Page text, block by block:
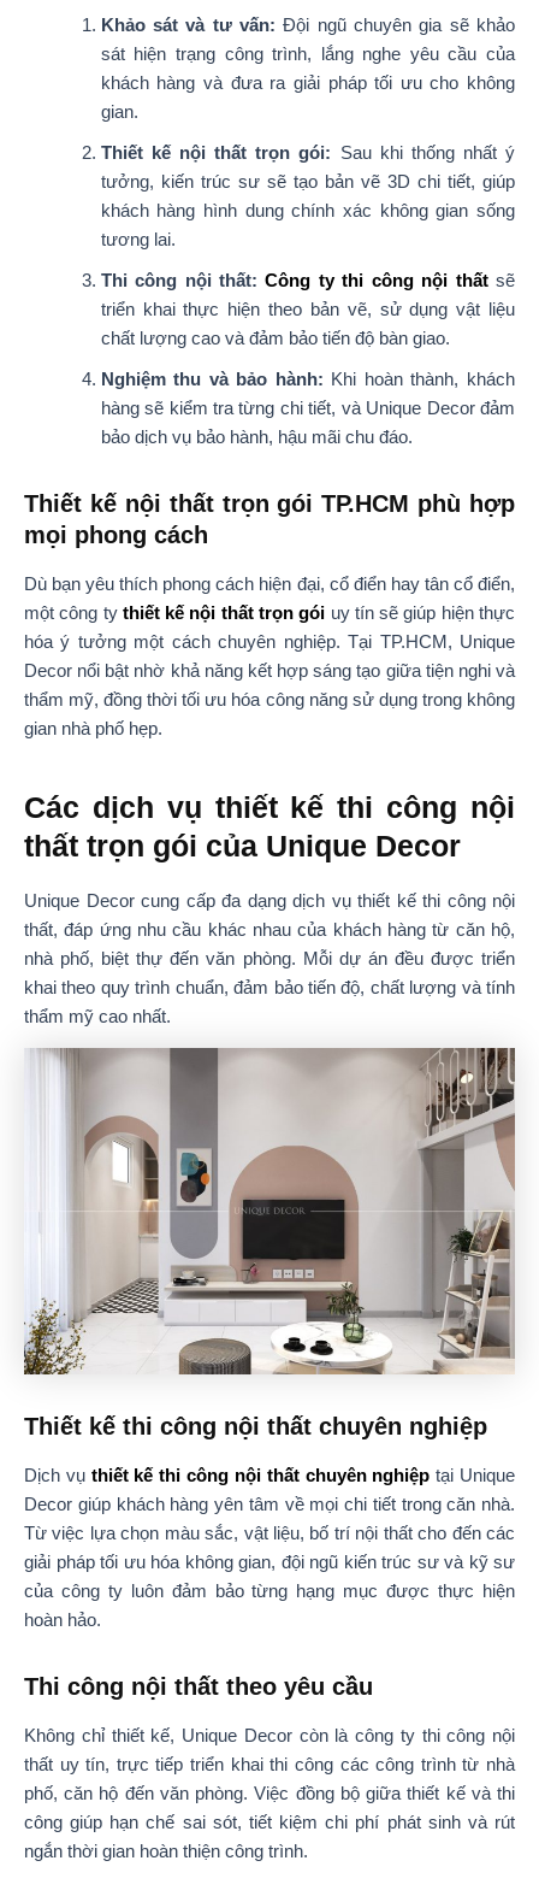
Khảo sát và tư vấn: Đội ngũ chuyên gia sẽ khảo
sát hiện trạng công trình, lắng nghe yêu cầu của
khách hàng và đưa ra giải pháp tối ưu cho không
gian.
Thiết kế nội thất trọn gói: Sau khi thống nhất ý
tưởng, kiến trúc sư sẽ tạo bản vẽ 3D chi tiết, giúp
khách hàng hình dung chính xác không gian sống
tương lai.
Thi công nội thất:Công ty thi công nội thấtsẽ
triển khai thực hiện theo bản vẽ, sử dụng vật liệu
chất lượng cao và đảm bảo tiến độ bàn giao.
Nghiệm thu và bảo hành: Khi hoàn thành, khách
hàng sẽ kiểm tra từng chi tiết, và Unique Decor đảm
bảo dịch vụ bảo hành, hậu mãi chu đáo.
Thiết kế nội thất trọn gói TP.HCM phù hợp
mọi phong cách
Dù bạn yêu thích phong cách hiện đại, cổ điển hay tân cổ điển,
một công ty thiết kế nội thất trọn gói uy tín sẽ giúp hiện thực
hóa ý tưởng một cách chuyên nghiệp. Tại TP.HCM, Unique
Decor nổi bật nhờ khả năng kết hợp sáng tạo giữa tiện nghi và
thẩm mỹ, đồng thời tối ưu hóa công năng sử dụng trong không
gian nhà phố hẹp.
Các dịch vụ thiết kế thi công nội
thất trọn gói của Unique Decor
Unique Decor cung cấp đa dạng dịch vụ thiết kế thi công nội
thất, đáp ứng nhu cầu khác nhau của khách hàng từ căn hộ,
nhà phố, biệt thự đến văn phòng. Mỗi dự án đều được triển
khai theo quy trình chuẩn, đảm bảo tiến độ, chất lượng và tính
thẩm mỹ cao nhất.
Thiết kế thi công nội thất chuyên nghiệp
Dịch vụ thiết kế thi công nội thất chuyên nghiệp tại Unique
Decor giúp khách hàng yên tâm về mọi chi tiết trong căn nhà.
Từ việc lựa chọn màu sắc, vật liệu, bố trí nội thất cho đến các
giải pháp tối ưu hóa không gian, đội ngũ kiến trúc sư và kỹ sư
của công ty luôn đảm bảo từng hạng mục được thực hiện
hoàn hảo.
Thi công nội thất theo yêu cầu
Không chỉ thiết kế, Unique Decor còn là công ty thi công nội
thất uy tín, trực tiếp triển khai thi công các công trình từ nhà
phố, căn hộ đến văn phòng. Việc đồng bộ giữa thiết kế và thi
công giúp hạn chế sai sót, tiết kiệm chi phí phát sinh và rút
ngắn thời gian hoàn thiện công trình.